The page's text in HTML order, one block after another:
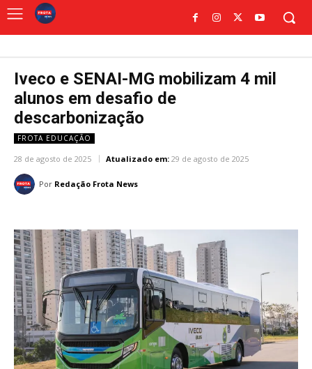
Iveco e SENAI-MG mobilizam 4 mil
alunos em desafio de
descarbonização
FROTA EDUCAÇÃO
28 de agosto de 2025 Atualizado em: 29 de agosto de 2025
Por Redação Frota News